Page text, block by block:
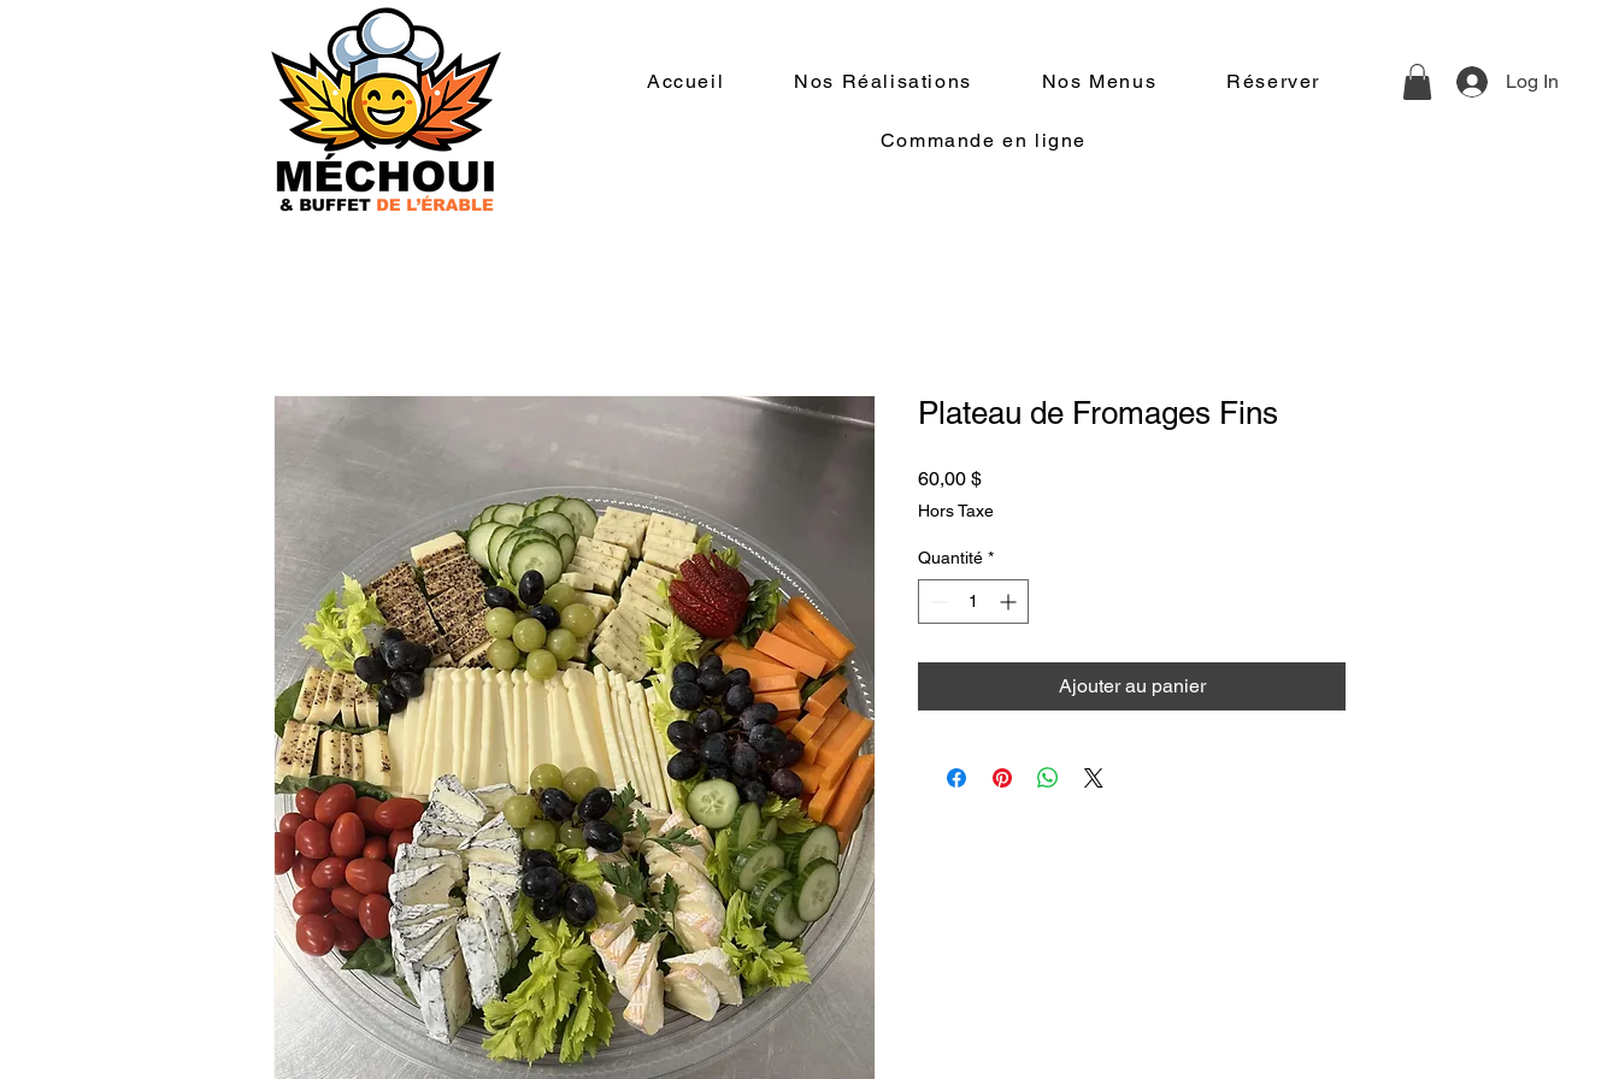
Accueil Nos Réalisations Nos Menus Réserver
Commande en ligne
Log In
Plateau de Fromages Fins
60,00 $Prix
Hors Taxe
Quantité *
Ajouter au panier